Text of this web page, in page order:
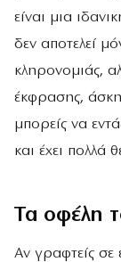
είναι μια
δεν αποτελεί
κληρονομιάς,
έκφρασης,
μπορείς να
και έχει πολλά
Τα οφέλη
Αν γραφτείς